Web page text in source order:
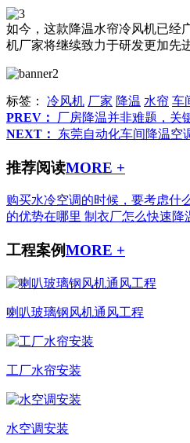
如今，这款降温水帘冷风机已经
机厂家将继续致力于研发更加先
标签： 冷风机 厂家 降温 水帘 车
PREV：
厂房降温并非难题，关
NEXT：
东莞自动化车间降温空
推荐阅读MORE +
购买水冷空调的时候，要考虑什
的优势在哪里 制衣厂怎么快速降
工程案例MORE +
喇叭玻璃钢风机通风工程
工厂水帘安装
水空调安装